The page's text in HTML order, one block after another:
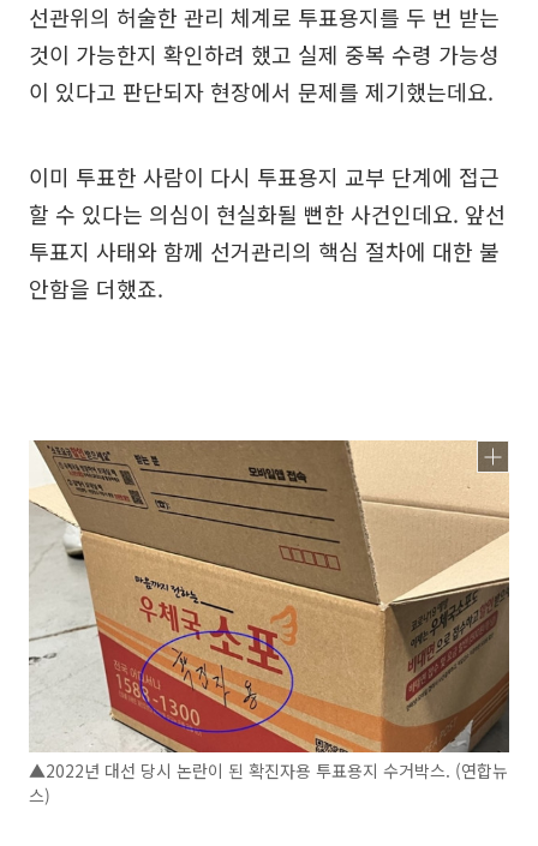
선관위의 허술한 관리 체계로 투표용지를 두 번 받는
것이 가능한지 확인하려 했고 실제 중복 수령 가능성
이 있다고 판단되자 현장에서 문제를 제기했는데요.
이미 투표한 사람이 다시 투표용지 교부 단계에 접근
할 수 있다는 의심이 현실화될 뻔한 사건인데요. 앞선
투표지 사태와 함께 선거관리의 핵심 절차에 대한 불
안함을 더했죠.
▲2022년 대선 당시 논란이 된 확진자용 투표용지 수거박스. (연합뉴
스)